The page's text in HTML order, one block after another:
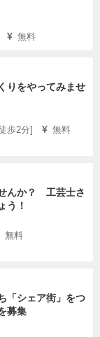
無料
りをやってみませ
歩2分]
無料
んか？ 工芸士さ
う！
無料
「シェア街」をつ
募集